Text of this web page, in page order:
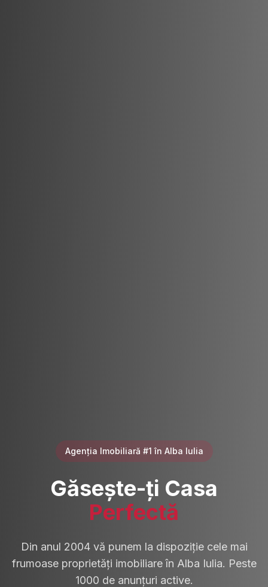
Agenția Imobiliară #1 în Alba Iulia
Găsește-ți Casa
Perfectă
Din anul 2004 vă punem la dispoziție cele mai
frumoase proprietăți imobiliare în Alba Iulia. Peste
1000 de anunțuri active.